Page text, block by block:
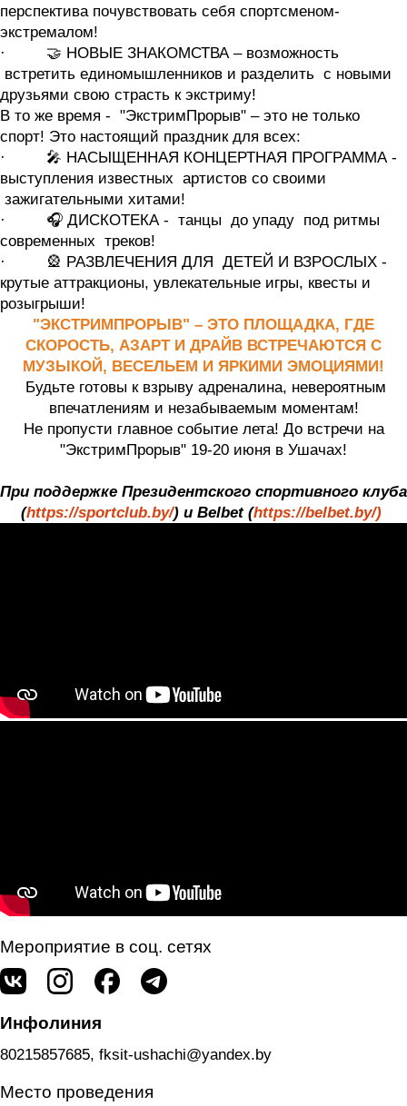
перспектива почувствовать себя спортсменом-
экстремалом!
· 🤝 НОВЫЕ ЗНАКОМСТВА – возможность
встретить единомышленников и разделить с новыми
друзьями свою страсть к экстриму!
В то же время - "ЭкстримПрорыв" – это не только
спорт! Это настоящий праздник для всех:
· 🎤 НАСЫЩЕННАЯ КОНЦЕРТНАЯ ПРОГРАММА -
выступления известных артистов со своими
зажигательными хитами!
· 🎧 ДИСКОТЕКА - танцы до упаду под ритмы
современных треков!
· 🎡 РАЗВЛЕЧЕНИЯ ДЛЯ ДЕТЕЙ И ВЗРОСЛЫХ -
крутые аттракционы, увлекательные игры, квесты и
розыгрыши!
"ЭКСТРИМПРОРЫВ" – ЭТО ПЛОЩАДКА, ГДЕ
СКОРОСТЬ, АЗАРТ И ДРАЙВ ВСТРЕЧАЮТСЯ С
МУЗЫКОЙ, ВЕСЕЛЬЕМ И ЯРКИМИ ЭМОЦИЯМИ!
Будьте готовы к взрыву адреналина, невероятным
впечатлениям и незабываемым моментам!
Не пропусти главное событие лета! До встречи на
"ЭкстримПрорыв" 19-20 июня в Ушачах!
При поддержке Президентского спортивного клуба
(https://sportclub.by/) и Belbet (https://belbet.by/)
Мероприятие в соц. сетях
Инфолиния
80215857685, fksit-ushachi@yandex.by
Место проведения